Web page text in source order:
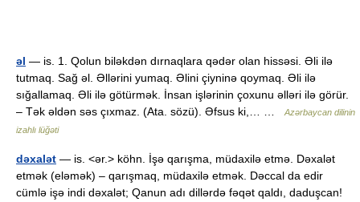
əl — is. 1. Qolun biləkdən dırnaqlara qədər olan hissəsi. Əli ilə
tutmaq. Sağ əl. Əllərini yumaq. Əlini çiyninə qoymaq. Əli ilə
sığallamaq. Əli ilə götürmək. İnsan işlərinin çoxunu əlləri ilə görür.
– Tək əldən səs çıxmaz. (Ata. sözü). Əfsus ki,… …
Azərbaycan dilinin
izahlı lüğəti
dəxalət — is. <ər.> köhn. İşə qarışma, müdaxilə etmə. Dəxalət
etmək (eləmək) – qarışmaq, müdaxilə etmək. Dəccal da edir
cümlə işə indi dəxalət; Qanun adı dillərdə fəqət qaldı, daduşcan!